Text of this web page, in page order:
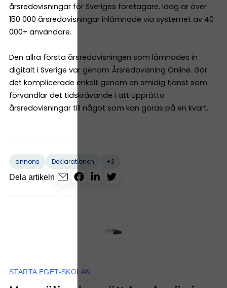
årsredovisningar för Sveriges företagare. Idag är över
150 000 årsredovisningar inlämnade via systemet av 40
000+ användare.
Den allra första årsredovisningen som lämnades in
digitalt i Sverige var genom Årsredovisning Online. Gör
det komplicerade enkelt genom en smidig tjänst som
förvandlar det tidskrävande i att upprätta
årsredovisningar till något som kan göras på en kvart.
annons Deklarationen
+3
Dela artikeln
STARTA EGET-SKOLAN